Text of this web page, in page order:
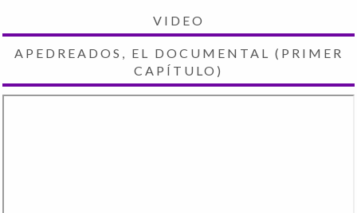
VIDEO
APEDREADOS, EL DOCUMENTAL (PRIMER
CAPÍTULO)